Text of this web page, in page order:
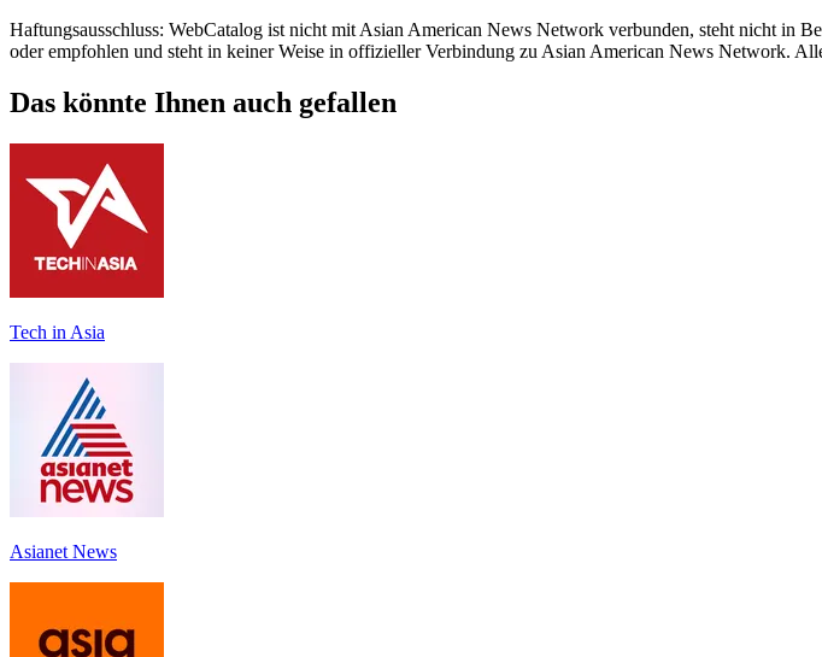
Haftungsausschluss: WebCatalog ist nicht mit Asian American News Network verbunden, steht nicht
oder empfohlen und steht in keiner Weise in offizieller Verbindung zu Asian American News Network.
Das könnte Ihnen auch gefallen
Tech in Asia
Asianet News